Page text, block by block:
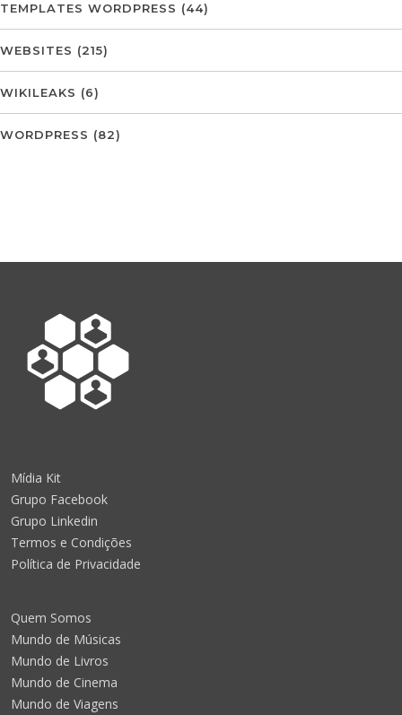
TEMPLATES WORDPRESS (44)
WEBSITES (215)
WIKILEAKS (6)
WORDPRESS (82)
Mídia Kit
Grupo Facebook
Grupo Linkedin
Termos e Condições
Política de Privacidade
Quem Somos
Mundo de Músicas
Mundo de Livros
Mundo de Cinema
Mundo de Viagens